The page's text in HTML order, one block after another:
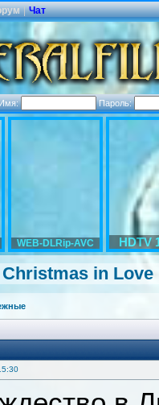
| Чат
Пароль:
WEB-DLRip-AVC HDTV
in Love